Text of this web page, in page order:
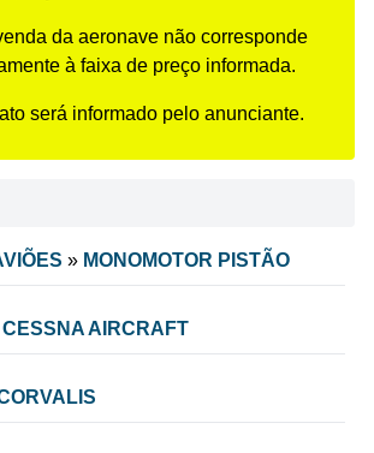
da aeronave não corresponde
à faixa de preço informada.
será informado pelo anunciante.
» MONOMOTOR PISTÃO
CESSNA AIRCRAFT